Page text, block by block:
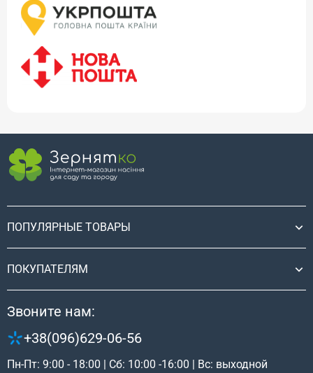
ПОПУЛЯРНЫЕ ТОВАРЫ
ПОКУПАТЕЛЯМ
Звоните нам:
+38(096)629-06-56
Пн-Пт: 9:00 - 18:00 | Сб: 10:00 -16:00 | Вс: выходной